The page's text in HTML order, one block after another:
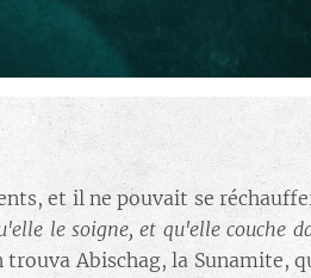
et il ne pouvait se
le soigne, et qu'elle couche
Abischag, la Sunamite,